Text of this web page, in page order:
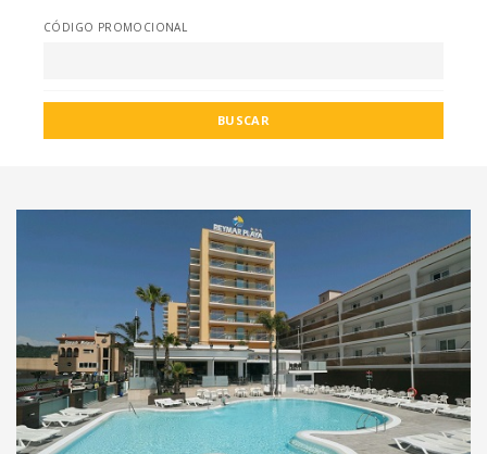
CÓDIGO PROMOCIONAL
BUSCAR